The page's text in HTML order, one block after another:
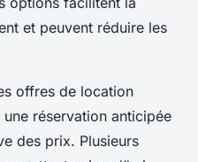
et peuvent réduire les
offres de location
réservation anticipée
des prix. Plusieurs